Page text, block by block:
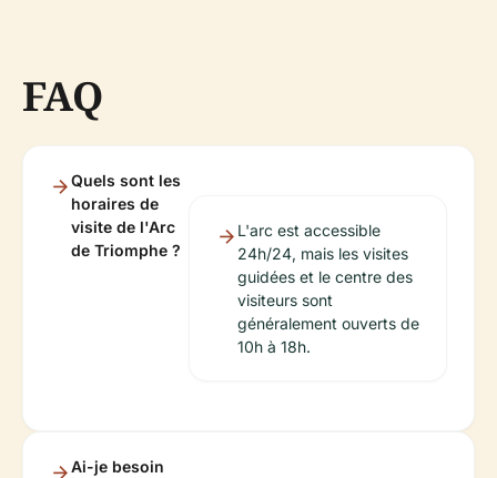
FAQ
Quels sont les
horaires de
visite de l'Arc
de Triomphe ?
L'arc est accessible
24h/24, mais les visites
guidées et le centre des
visiteurs sont
généralement ouverts de
10h à 18h.
Ai-je besoin